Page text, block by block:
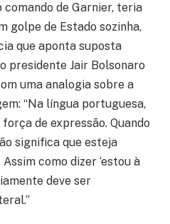
comando de Garnier, teria
golpe de Estado sozinha,
que aponta suposta
presidente Jair Bolsonaro
uma analogia sobre a
“Na língua portuguesa,
de expressão. Quando
significa que esteja
como dizer ‘estou à
deve ser